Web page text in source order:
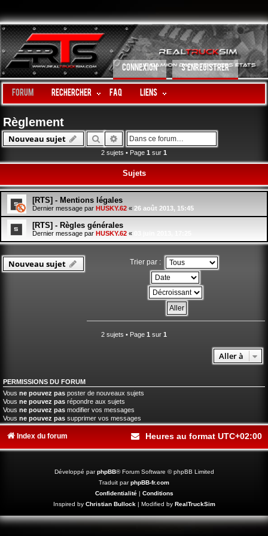
CONNEXION S’ENREGISTRER
Forum Rechercher FAQ LIENS
Règlement
Nouveau sujet RechercherRecherche avancée
2 sujets • Page 1 sur 1
Sujets
[RTS] - Mentions légales
Dernier message par HUSKY.62 « 26 août 2013, 15:45
[RTS] - Règles générales
Dernier message par HUSKY.62 «
Nouveau sujet Trier par :
2 sujets • Page 1 sur 1
Aller à
PERMISSIONS DU FORUM
Vous ne pouvez pas poster de nouveaux sujets
Vous ne pouvez pas répondre aux sujets
Vous ne pouvez pas modifier vos messages
Vous ne pouvez pas supprimer vos messages
Index du forum Heures au format UTC+02:00
Développé parphpBB® Forum Software © phpBB Limited
Traduit parphpBB-fr.com
Confidentialité| Conditions
Inspired by Christian Bullock| Modified by RealTruckSim